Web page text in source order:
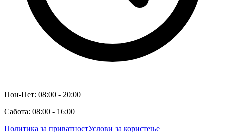
Пон-Пет: 08:00 - 20:00
Сабота: 08:00 - 16:00
Политика за приватностУслови за користење